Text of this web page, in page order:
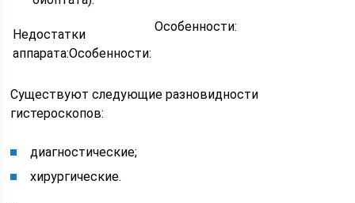
Недостатки
аппарата:Особенности:
Особенности:
Существуют следующие разновидности
гистероскопов:
диагностические;
хирургические.